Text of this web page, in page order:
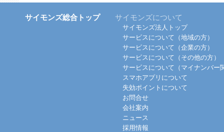
サイモンズ総合トップ サイモンズについて
サイモンズ法人トップ
サービスについて（地域の方）
サービスについて（企業の方）
サービスについて（その他の方）
サービスについて（マイナンバー
スマホアプリについて
失効ポイントについて
お問合せ
会社案内
ニュース
採用情報